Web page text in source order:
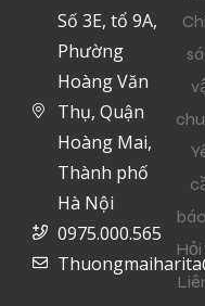
Số 3E, tổ 9A,
Phường
Hoàng Văn
Thụ, Quận
Hoàng Mai,
Thành phố
Hà Nội
0975.000.565